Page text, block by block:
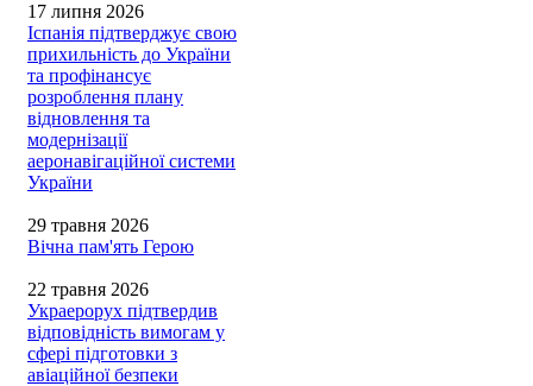
17 липня 2026
Іспанія підтверджує свою
прихильність до України
та профінансує
розроблення плану
відновлення та
модернізації
аеронавігаційної системи
України
29 травня 2026
Вічна пам'ять Герою
22 травня 2026
Украерорух підтвердив
відповідність вимогам у
сфері підготовки з
авіаційної безпеки